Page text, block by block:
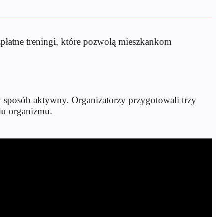
treningi, które pozwolą mieszkankom
sposób aktywny. Organizatorzy przygotowali trzy
organizmu.